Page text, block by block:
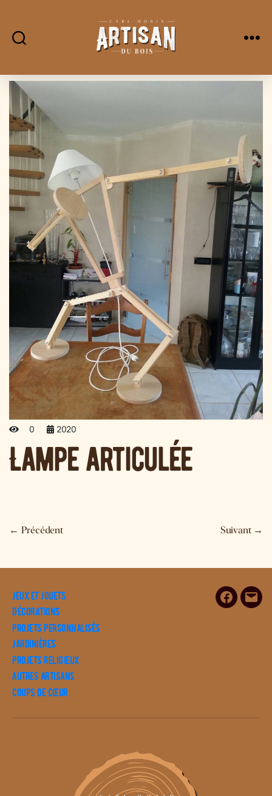
Bois
0 2020
Lampe articulée
← Précédent Suivant →
Jeux et Jouets
Décorations
Projets personnalisés
Jardinières
Projets religieux
Autres artisans
Coups de cœur
FacebookE-